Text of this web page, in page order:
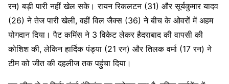
रन) बड़ी पारी नहीं खेल सके। रायन रिकलटन (31) और सूर्यकुमार यादव
(26) ने तेज पारी खेली, वहीं विल जैक्स (36) ने बीच के ओवरों में अहम
योगदान दिया। पैट कमिंस ने 3 विकेट लेकर हैदराबाद की वापसी की
कोशिश की, लेकिन हार्दिक पंड्या (21 रन) और तिलक वर्मा (17 रन) ने
टीम को जीत की दहलीज तक पहुंचा दिया।